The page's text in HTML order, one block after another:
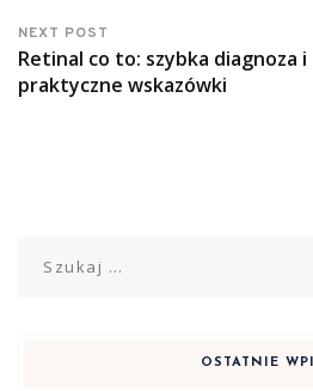
NEXT POST
Retinal co to: szybka diagnoza i
praktyczne wskazówki
OSTATNIE